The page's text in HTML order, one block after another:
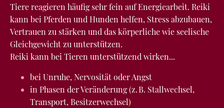
Tiere reagieren häufig sehr fein auf Energiearbeit. Reiki
kann bei Pferden und Hunden helfen, Stress abzubauen,
Vertrauen zu stärken und das körperliche wie seelische
Gleichgewicht zu unterstützen.
Reiki kann bei Tieren unterstützend wirken...
bei Unruhe, Nervosität oder Angst
in Phasen der Veränderung (z. B. Stallwechsel,
Transport, Besitzerwechsel)